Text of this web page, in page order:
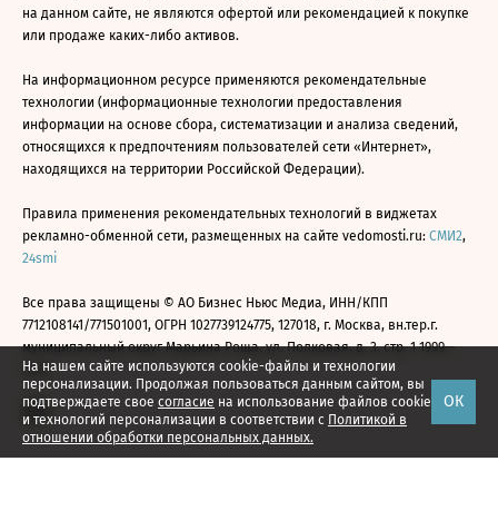
На нашем сайте используются cookie-файлы и технологии
персонализации. Продолжая пользоваться данным сайтом, вы
подтверждаете свое согласие на использование файлов cookie
и технологий персонализации в соответствии с Политикой в
отношении обработки персональных данных.
ОК
на данном сайте, не являются офертой или рекомендацией к покупке
или продаже каких-либо активов.
На информационном ресурсе применяются рекомендательные
технологии (информационные технологии предоставления
информации на основе сбора, систематизации и анализа сведений,
относящихся к предпочтениям пользователей сети «Интернет»,
находящихся на территории Российской Федерации).
Правила применения рекомендательных технологий в виджетах
рекламно-обменной сети, размещенных на сайте vedomosti.ru: СМИ2,
24smi
Все права защищены © АО Бизнес Ньюс Медиа, ИНН/КПП
7712108141/771501001, ОГРН 1027739124775, 127018, г. Москва, вн.тер.г.
муниципальный округ Марьина Роща, ул. Полковая, д. 3, стр. 1 1999—
2026